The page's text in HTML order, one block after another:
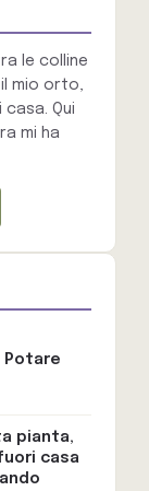
le colline
il mio orto,
Qui
mi ha
Potare
pianta,
casa